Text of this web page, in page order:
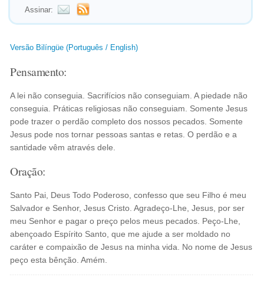
Assinar:
Versão Bilíngüe (Português / English)
Pensamento:
A lei não conseguia. Sacrifícios não conseguiam. A piedade não
conseguia. Práticas religiosas não conseguiam. Somente Jesus
pode trazer o perdão completo dos nossos pecados. Somente
Jesus pode nos tornar pessoas santas e retas. O perdão e a
santidade vêm através dele.
Oração:
Santo Pai, Deus Todo Poderoso, confesso que seu Filho é meu
Salvador e Senhor, Jesus Cristo. Agradeço-Lhe, Jesus, por ser
meu Senhor e pagar o preço pelos meus pecados. Peço-Lhe,
abençoado Espírito Santo, que me ajude a ser moldado no
caráter e compaixão de Jesus na minha vida. No nome de Jesus
peço esta bênção. Amém.